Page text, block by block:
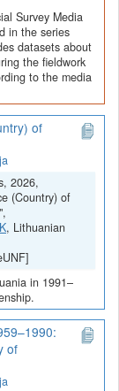
Survey Media
in the series
datasets about
the fieldwork
to the media
of
2026,
(Country) of
, Lithuanian
in 1991–
of